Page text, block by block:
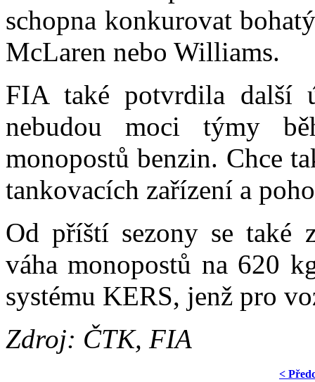
schopna konkurovat
McLaren nebo Williams.
FIA také potvrdila další
nebudou moci týmy
monopostů benzin. Chce
tankovacích zařízení a
Od příští sezony se také
váha monopostů na 620
systému KERS, jenž pro
Zdroj: ČTK, FIA
<